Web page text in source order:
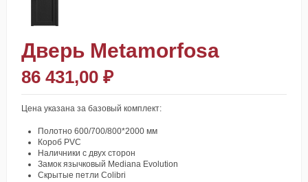
Дверь Metamorfosa
86 431,00 ₽
Цена указана за базовый комплект:
Полотно 600/700/800*2000 мм
Короб PVC
Наличники с двух сторон
Замок язычковый Mediana Evolution
Скрытые петли Colibri